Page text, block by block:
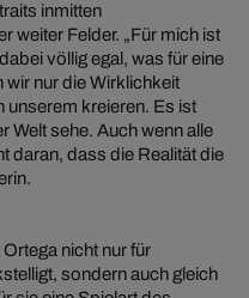
inmitten
weiter Felder. „Für mich ist
völlig egal, was für eine
wir nur die Wirklichkeit
unserem kreieren. Es ist
Welt sehe. Auch wenn alle
daran, dass die Realität die
nicht nur für
sondern auch gleich